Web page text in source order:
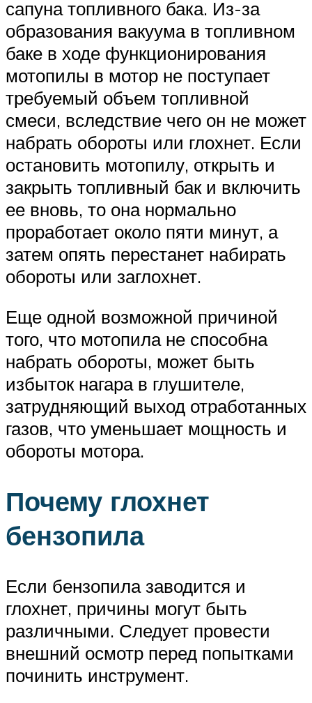
сапуна топливного бака. Из-за
образования вакуума в топливном
баке в ходе функционирования
мотопилы в мотор не поступает
требуемый объем топливной
смеси, вследствие чего он не может
набрать обороты или глохнет. Если
остановить мотопилу, открыть и
закрыть топливный бак и включить
ее вновь, то она нормально
проработает около пяти минут, а
затем опять перестанет набирать
обороты или заглохнет.
Еще одной возможной причиной
того, что мотопила не способна
набрать обороты, может быть
избыток нагара в глушителе,
затрудняющий выход отработанных
газов, что уменьшает мощность и
обороты мотора.
Почему глохнет
бензопила
Если бензопила заводится и
глохнет, причины могут быть
различными. Следует провести
внешний осмотр перед попытками
починить инструмент.